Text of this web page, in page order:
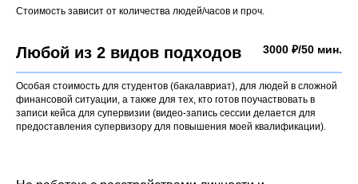
Стоимость зависит от количества людей/часов и проч.
Любой из 2 видов подходов 3000 ₽/50 мин.
Особая стоимость для студентов (бакалавриат), для людей в сложной
финансовой ситуации, а также для тех, кто готов поучаствовать в
записи кейса для супервизии (видео-запись сессии делается для
предоставления супервизору для повышения моей квалификации).